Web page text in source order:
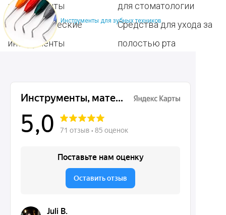
Инструменты для зубных техников
инструменты
Терапевтические
инструменты
инструменты
для стоматологии
Средства для ухода за
полостью рта
Dentins.ru
Доставка и контакты